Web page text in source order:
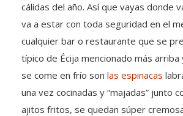
cálidas del año. Así que vayas donde
va a estar con toda seguridad en el
cualquier bar o restaurante que se
típico de Écija mencionado más
se come en frío son las espinacas
una vez cocinadas y “majadas” junto
ajitos fritos, se quedan súper